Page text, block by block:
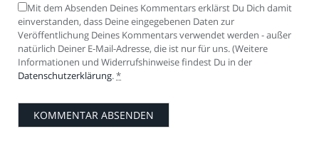
Mit dem Absenden Deines Kommentars erklärst Du Dich damit
einverstanden, dass Deine eingegebenen Daten zur
Veröffentlichung Deines Kommentars verwendet werden - außer
natürlich Deiner E-Mail-Adresse, die ist nur für uns. (Weitere
Informationen und Widerrufshinweise findest Du in der
Datenschutzerklärung.*